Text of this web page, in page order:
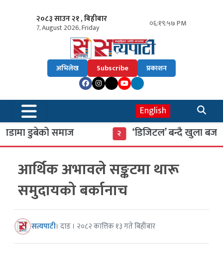
२०८३ साउन २१ , बिहीबार
7, August 2026, Friday ०६:१९:५८ PM
अभिलेख Subscribe प्रकाशन
English
डुबेको समाज ‘डिजिटल’ बन्दै खुला बजार
आर्थिक अभावले सङ्कटमा थारू
समुदायको बर्कानाच
सत्यपाटी। दाङ । २०८२ कात्तिक १३ गते बिहीबार